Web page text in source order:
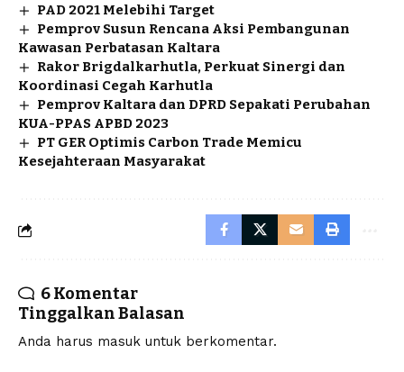
PAD 2021 Melebihi Target
Pemprov Susun Rencana Aksi Pembangunan
Kawasan Perbatasan Kaltara
Rakor Brigdalkarhutla, Perkuat Sinergi dan
Koordinasi Cegah Karhutla
Pemprov Kaltara dan DPRD Sepakati Perubahan
KUA-PPAS APBD 2023
PT GER Optimis Carbon Trade Memicu
Kesejahteraan Masyarakat
6 Komentar
Tinggalkan Balasan
Anda harus masuk untuk berkomentar.